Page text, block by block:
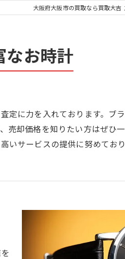
大阪府大阪市の買取なら買取大吉
なお時計
定に力を入れております。ブ
売却価格を知りたい方はぜひ
サービスの提供に努めており